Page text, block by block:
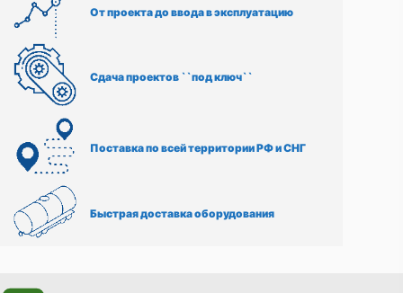
От проекта до ввода в эксплуатацию
Сдача проектов ``под ключ``
Поставка по всей территории РФ и СНГ
Быстрая доставка оборудования